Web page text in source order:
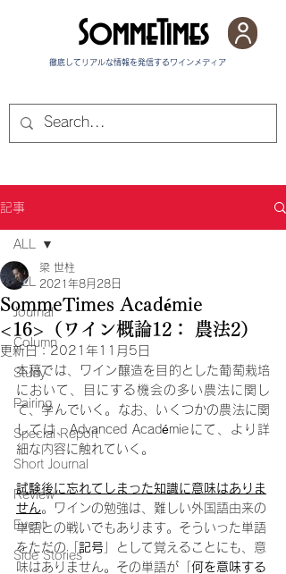
徹底してリアルな情報を発信する​ワインメディア
SommeTimes
記事
ALL
Journal
Column
Study
Pairing
Special Report
Short Journal
Review
Event
Side Stories
ALL
SommeTimes Académie
<16>（ワイン概論12： 農法2）
梁 世柱
2021年8月28日
更新日：2021年11月5日
本稿では、ワイン醸造を目的とした葡萄栽培
において、目にする機会の多い農法に関し
て、学んでいく。なお、いくつかの農法に関
しては、Advanced Académieにて、より詳
細な内容に触れていく。
試験後に忘れてしまった知識に意味はありま
せん。ワインの勉強は、難しい外国語由来の
単語との戦いでもあります。そういった単語
をただの「 記号 」として覚えることにも、意
味はありません。その単語が「 何を意味する